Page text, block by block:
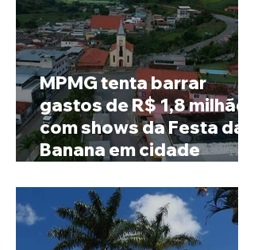
MPMG tenta barrar
gastos de R$ 1,8 milhão
com shows da Festa da
Banana em cidade
4 mil habitantes